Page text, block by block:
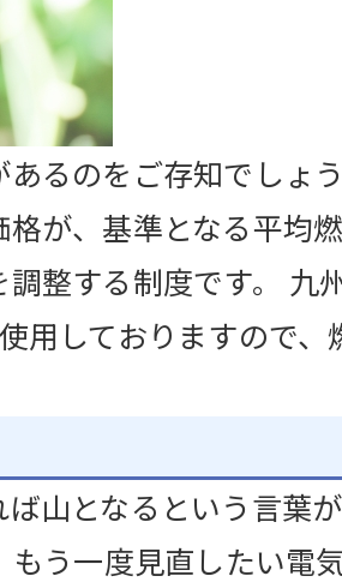
るのをご存知でしょ
が、基準となる平均
整する制度です。 九
用しておりますので
山となるという言葉が
う一度見直したい電